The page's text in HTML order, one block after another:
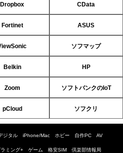
Dropbox CData
Fortinet ASUS
ソフマップ
Belkin HP
Zoom ソフトバンクのIoT
pCloud ソフクリ
ジタル iPhone/Mac ホビー 自作PC AV
ミング+ ゲーム 格安SIM 倶楽部情報局